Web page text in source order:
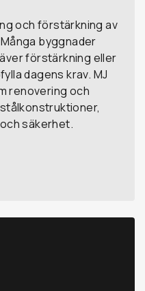
och förstärkning av
byggnader
förstärkning eller
dagens krav. MJ
renovering och
säkerhet.